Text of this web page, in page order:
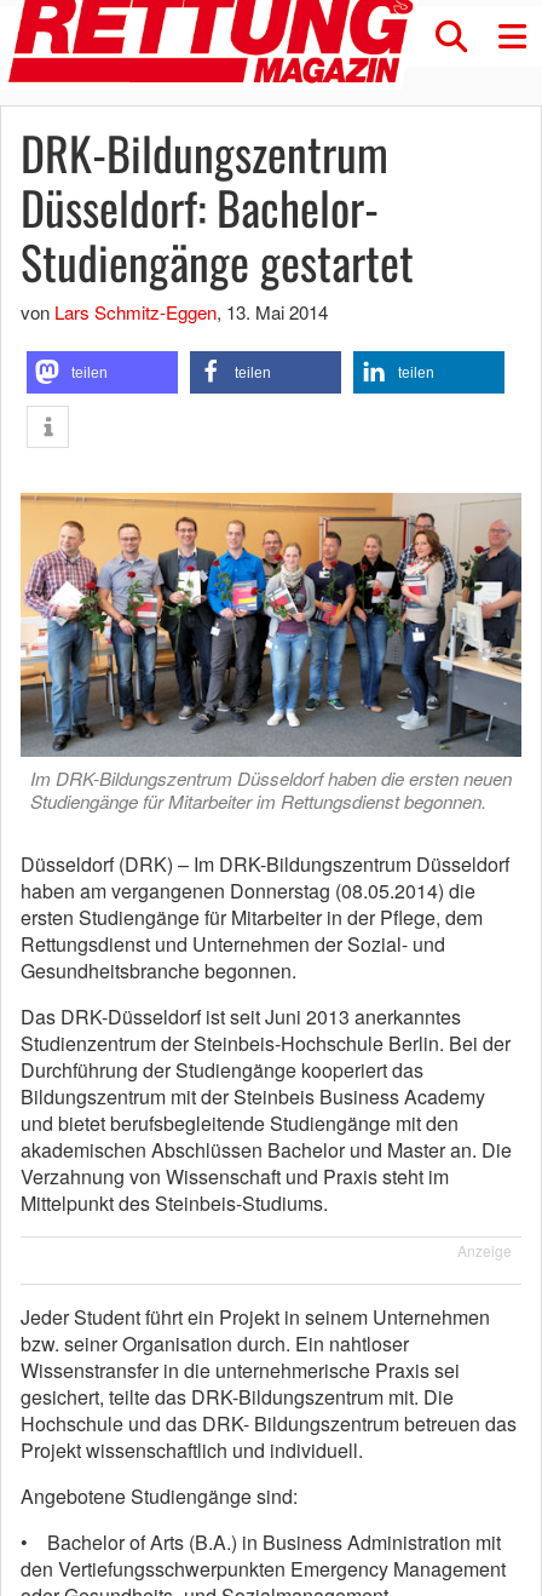
DRK-Bildungszentrum
Düsseldorf: Bachelor-
Studiengänge gestartet
von Lars Schmitz-Eggen, 13. Mai 2014
teilen teilen teilen
Im DRK-Bildungszentrum Düsseldorf haben die ersten neuen
Studiengänge für Mitarbeiter im Rettungsdienst begonnen.
Düsseldorf (DRK) – Im DRK-Bildungszentrum Düsseldorf
haben am vergangenen Donnerstag (08.05.2014) die
ersten Studiengänge für Mitarbeiter in der Pflege, dem
Rettungsdienst und Unternehmen der Sozial- und
Gesundheitsbranche begonnen.
Das DRK-Düsseldorf ist seit Juni 2013 anerkanntes
Studienzentrum der Steinbeis-Hochschule Berlin. Bei der
Durchführung der Studiengänge kooperiert das
Bildungszentrum mit der Steinbeis Business Academy
und bietet berufsbegleitende Studiengänge mit den
akademischen Abschlüssen Bachelor und Master an. Die
Verzahnung von Wissenschaft und Praxis steht im
Mittelpunkt des Steinbeis-Studiums.
Anzeige
Jeder Student führt ein Projekt in seinem Unternehmen
bzw. seiner Organisation durch. Ein nahtloser
Wissenstransfer in die unternehmerische Praxis sei
gesichert, teilte das DRK-Bildungszentrum mit. Die
Hochschule und das DRK- Bildungszentrum betreuen das
Projekt wissenschaftlich und individuell.
Angebotene Studiengänge sind:
• Bachelor of Arts (B.A.) in Business Administration mit
den Vertiefungsschwerpunkten Emergency Management